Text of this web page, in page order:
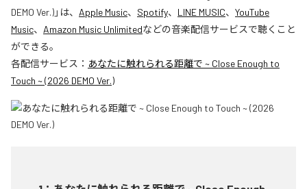
DEMO Ver.)」は、 Apple Music、 Spotify、 LINE MUSIC、 YouTube
Music、 Amazon Music Unlimitedなどの音楽配信サービスで聴くこと
ができる。
各配信サービス： あなたに触れられる距離で ~ Close Enough to
Touch ~ (2026 DEMO Ver.)